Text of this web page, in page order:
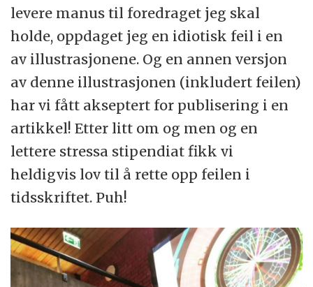
levere manus til foredraget jeg skal
holde, oppdaget jeg en idiotisk feil i en
av illustrasjonene. Og en annen versjon
av denne illustrasjonen (inkludert feilen)
har vi fått akseptert for publisering i en
artikkel! Etter litt om og men og en
lettere stressa stipendiat fikk vi
heldigvis lov til å rette opp feilen i
tidsskriftet. Puh!